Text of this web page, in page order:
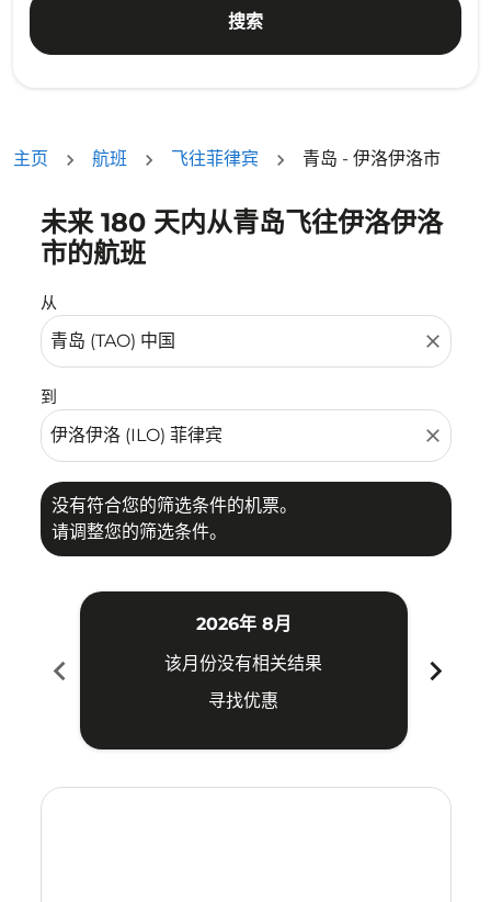
搜索
主页 航班 飞往菲律宾 青岛 - 伊洛伊洛市
未来 180 天内从青岛飞往伊洛伊洛
市的航班
从
close
到
close
没有符合您的筛选条件的机票。
请调整您的筛选条件。
没有符合您的筛选条件的机票。请调整您的筛选条件。
chevron_left
2026年 8月
该月份没有相关结果
寻找优惠
chevron_right